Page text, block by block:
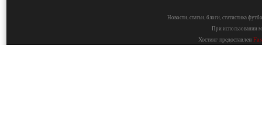
Новости, статьи, блоги, статистика
При использовании
Хостинг предоставлен